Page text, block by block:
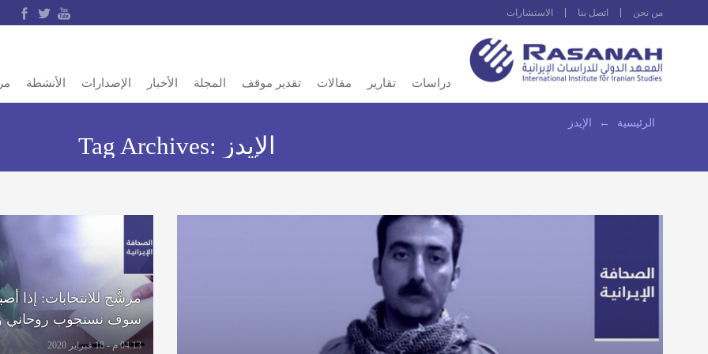
من نحن اتصل بنا الاستشارات
دراسات تقارير مقالات تقدير موقف المجلة الأخبار الإصدارات الأنشطة
الرئيسية ← الإيدز
Tag Archives: الإيدز
مرشَّح للانتخابات: إذا
سوف نستجوب روحاني
ومسؤول: 15 عامًا سن
04:13 م - 18 فبراير 2020